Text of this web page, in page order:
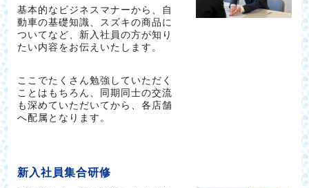
基本的なビジネスマナーから、自
動車の基礎知識、スズキの商品に
ついてなど、新入社員の方が知り
たい内容をお伝えいたします。
ここでたくさん勉強していただく
ことはもちろん、同期同士の交流
も深めていただいてから、各店舗
へ配属となります。
新入社員集合研修